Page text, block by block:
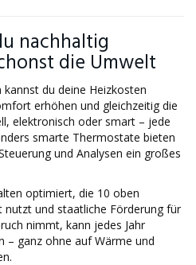
nachhaltig
die Umwelt
du deine Heizkosten
erhöhen und gleichzeitig die
elektronisch oder smart – jede
smarte Thermostate bieten
und Analysen ein großes
optimiert, die 10 oben
nutzt und staatliche Förderung für
nimmt, kann jedes Jahr
– ganz ohne auf Wärme und